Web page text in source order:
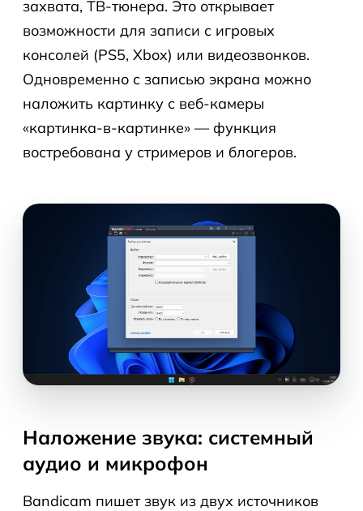
захвата, ТВ-тюнера. Это открывает
возможности для записи с игровых
консолей (PS5, Xbox) или видеозвонков.
Одновременно с записью экрана можно
наложить картинку с веб-камеры
«картинка-в-картинке» — функция
востребована у стримеров и блогеров.
Наложение звука: системный
аудио и микрофон
Bandicam пишет звук из двух источников